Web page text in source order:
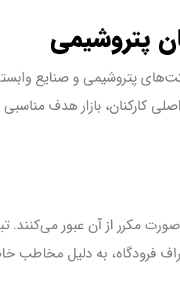
پتروشیمی
پتروشیمی و صنایع
کارکنان، بازار هدف
مکرر از آن عبور می‌کنند.
فرودگاه، به دلیل مخاطب